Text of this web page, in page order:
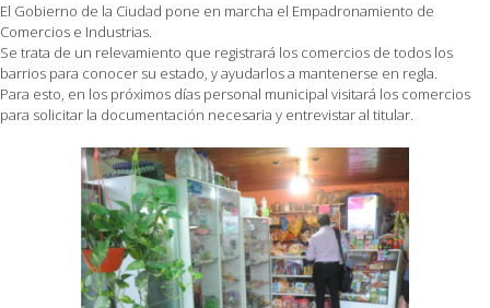
El Gobierno de la Ciudad pone en marcha el Empadronamiento de
Comercios e Industrias.
Se trata de un relevamiento que registrará los comercios de todos los
barrios para conocer su estado, y ayudarlos a mantenerse en regla.
Para esto, en los próximos días personal municipal visitará los comercios
para solicitar la documentación necesaria y entrevistar al titular.